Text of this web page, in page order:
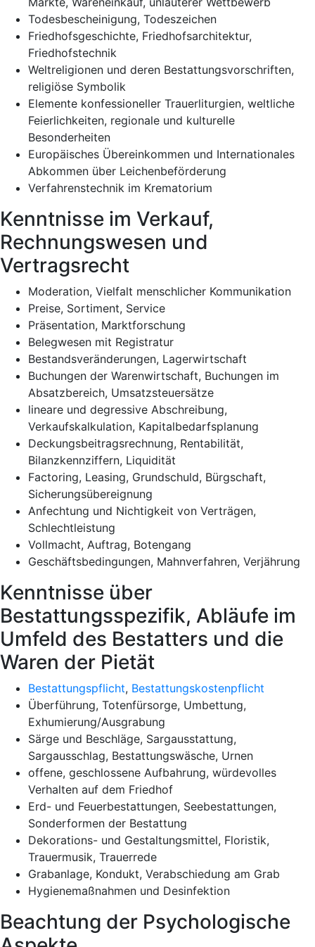
Todesbescheinigung, Todeszeichen
Friedhofsgeschichte, Friedhofsarchitektur,
Friedhofstechnik
Weltreligionen und deren Bestattungsvorschriften,
religiöse Symbolik
Elemente konfessioneller Trauerliturgien, weltliche
Feierlichkeiten, regionale und kulturelle
Besonderheiten
Europäisches Übereinkommen und Internationales
Abkommen über Leichenbeförderung
Verfahrenstechnik im Krematorium
Kenntnisse im Verkauf,
Rechnungswesen und
Vertragsrecht
Moderation, Vielfalt menschlicher Kommunikation
Preise, Sortiment, Service
Präsentation, Marktforschung
Belegwesen mit Registratur
Bestandsveränderungen, Lagerwirtschaft
Buchungen der Warenwirtschaft, Buchungen im
Absatzbereich, Umsatzsteuersätze
lineare und degressive Abschreibung,
Verkaufskalkulation, Kapitalbedarfsplanung
Deckungsbeitragsrechnung, Rentabilität,
Bilanzkennziffern, Liquidität
Factoring, Leasing, Grundschuld, Bürgschaft,
Sicherungsübereignung
Anfechtung und Nichtigkeit von Verträgen,
Schlechtleistung
Vollmacht, Auftrag, Botengang
Geschäftsbedingungen, Mahnverfahren, Verjährung
Kenntnisse über
Bestattungsspezifik, Abläufe im
Umfeld des Bestatters und die
Waren der Pietät
Bestattungspflicht, Bestattungskostenpflicht
Überführung, Totenfürsorge, Umbettung,
Exhumierung/Ausgrabung
Särge und Beschläge, Sargausstattung,
Sargausschlag, Bestattungswäsche, Urnen
offene, geschlossene Aufbahrung, würdevolles
Verhalten auf dem Friedhof
Erd- und Feuerbestattungen, Seebestattungen,
Sonderformen der Bestattung
Dekorations- und Gestaltungsmittel, Floristik,
Trauermusik, Trauerrede
Grabanlage, Kondukt, Verabschiedung am Grab
Hygienemaßnahmen und Desinfektion
Beachtung der Psychologische